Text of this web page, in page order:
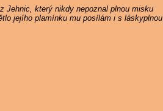
Jehnic, který nikdy nepoznal plnou misku
jejího plamínku mu posílám i s láskyplnou